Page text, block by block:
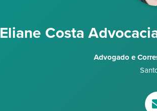
Eliane Costa
Advogado e